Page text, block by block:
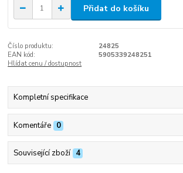
Přidat do košíku
Číslo produktu:
24825
EAN kód:
5905339248251
Hlídat cenu / dostupnost
Kompletní specifikace
Komentáře 0
Související zboží 4